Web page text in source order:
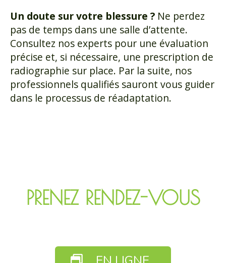
Un doute sur votre blessure ? Ne perdez
pas de temps dans une salle d’attente.
Consultez nos experts pour une évaluation
précise et, si nécessaire, une prescription de
radiographie sur place. Par la suite, nos
professionnels qualifiés sauront vous guider
dans le processus de réadaptation.
PRENEZ RENDEZ-VOUS